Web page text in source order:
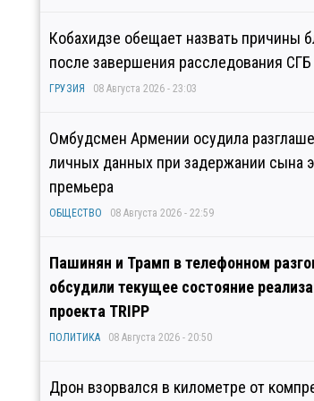
Кобахидзе обещает назвать причины
после завершения расследования СГБ
ГРУЗИЯ 08 Августа 2026 - 23:03
Омбудсмен Армении осудила
личных данных при задержании сына
премьера
ОБЩЕСТВО 08 Августа 2026 - 22:59
Пашинян и Трамп в телефонном
обсудили текущее состояние
проекта TRIPP
ПОЛИТИКА 08 Августа 2026 - 20:50
Дрон взорвался в километре от